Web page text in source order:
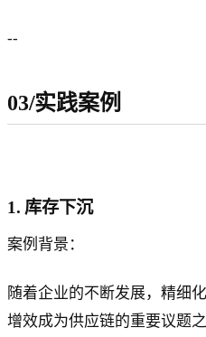
--
03/实践案例
1. 库存下沉
案例背景：
随着企业的不断发展，精细
增效成为供应链的重要议题之